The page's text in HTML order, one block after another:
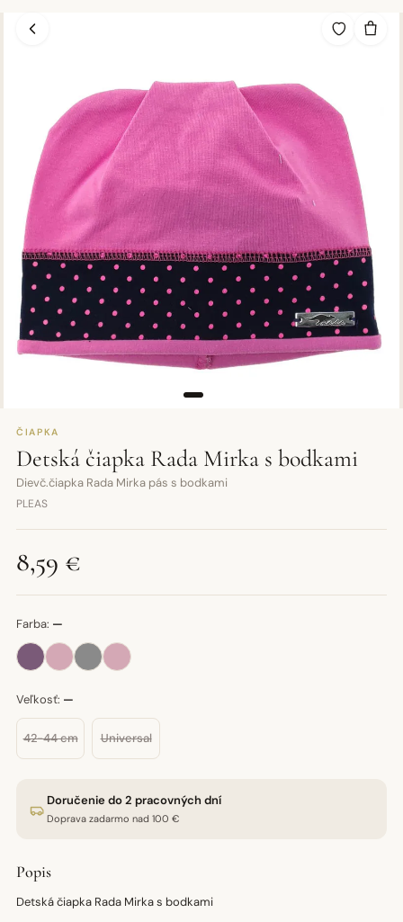
ČIAPKA
Detská čiapka Rada Mirka s bodkami
Dievč.čiapka Rada Mirka pás s bodkami
PLEAS
8,59 €
Farba: —
Veľkosť: —
42-44 cm Universal
Doručenie do 2 pracovných dní
Doprava zadarmo nad 100 €
Popis
Detská čiapka Rada Mirka s bodkami